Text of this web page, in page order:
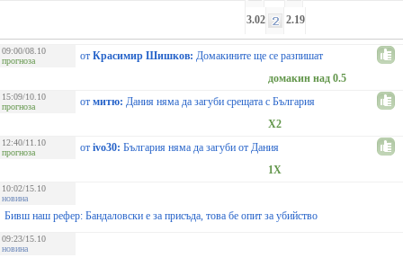
3.02 2.19
09:00/08.10
прогноза
от Красимир Шишков: Домакините ще се разпишат
домакин над 0.5
15:09/10.10
прогноза
от митю: Дания няма да загуби срещата с България
X2
12:40/11.10
прогноза
от ivo30: България няма да загуби от Дания
1X
10:02/15.10
новина
Бивш наш рефер: Бандаловски е за присъда, това бе опит за убийство
09:23/15.10
новина